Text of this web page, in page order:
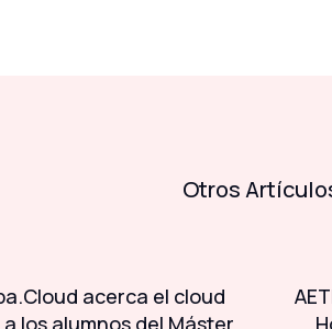
Otros
acerca el cloud
los alumnos del Máster